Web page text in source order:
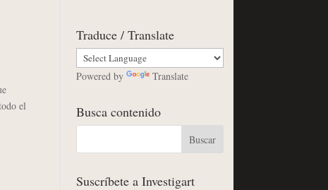
el
Traduce / Translate
Powered by Translate
Busca contenido
Suscríbete a Investigart